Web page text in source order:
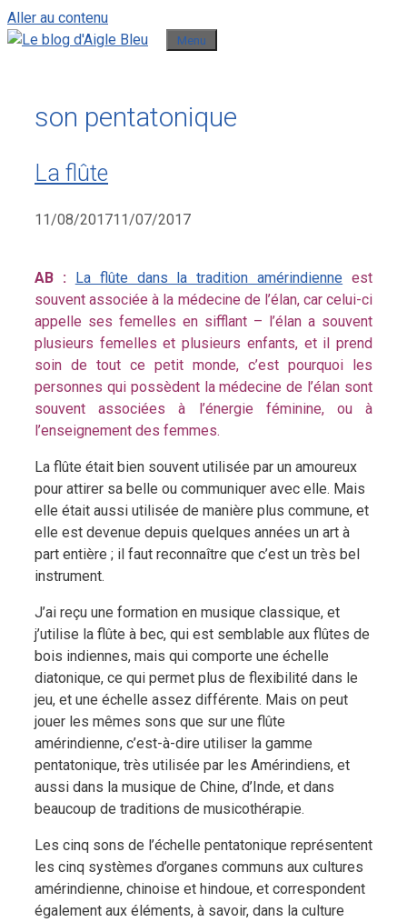
Aller au contenu
Menu
son pentatonique
La flûte
11/08/201711/07/2017
AB : La flûte dans la tradition amérindienne est
souvent associée à la médecine de l’élan, car celui-ci
appelle ses femelles en sifflant – l’élan a souvent
plusieurs femelles et plusieurs enfants, et il prend
soin de tout ce petit monde, c’est pourquoi les
personnes qui possèdent la médecine de l’élan sont
souvent associées à l’énergie féminine, ou à
l’enseignement des femmes.
La flûte était bien souvent utilisée par un amoureux
pour attirer sa belle ou communiquer avec elle. Mais
elle était aussi utilisée de manière plus commune, et
elle est devenue depuis quelques années un art à
part entière ; il faut reconnaître que c’est un très bel
instrument.
J’ai reçu une formation en musique classique, et
j’utilise la flûte à bec, qui est semblable aux flûtes de
bois indiennes, mais qui comporte une échelle
diatonique, ce qui permet plus de flexibilité dans le
jeu, et une échelle assez différente. Mais on peut
jouer les mêmes sons que sur une flûte
amérindienne, c’est-à-dire utiliser la gamme
pentatonique, très utilisée par les Amérindiens, et
aussi dans la musique de Chine, d’Inde, et dans
beaucoup de traditions de musicothérapie.
Les cinq sons de l’échelle pentatonique représentent
les cinq systèmes d’organes communs aux cultures
amérindienne, chinoise et hindoue, et correspondent
également aux éléments, à savoir, dans la culture